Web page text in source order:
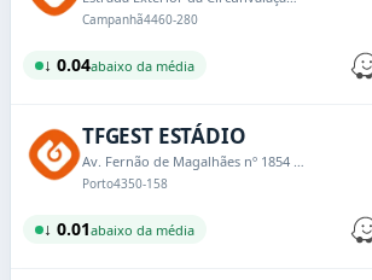
Campanhã4460-280
↓ 0.04abaixo da média
TFGEST ESTÁDIO
Av. Fernão de Magalhães nº 1854 / 74
Porto4350-158
↓ 0.01abaixo da média